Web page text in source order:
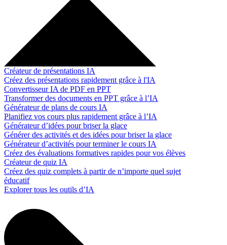
Créateur de présentations IA
Créez des présentations rapidement grâce à l'IA
Convertisseur IA de PDF en PPT
Transformer des documents en PPT grâce à l’IA
Générateur de plans de cours IA
Planifiez vos cours plus rapidement grâce à l’IA
Générateur d’idées pour briser la glace
Générer des activités et des idées pour briser la glace
Générateur d’activités pour terminer le cours IA
Créez des évaluations formatives rapides pour vos élèves
Créateur de quiz IA
Créez des quiz complets à partir de n’importe quel sujet
éducatif
Explorer tous les outils d’IA